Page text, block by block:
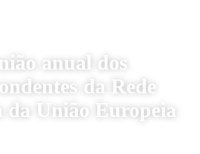
anual dos
da Rede
da União Europeia